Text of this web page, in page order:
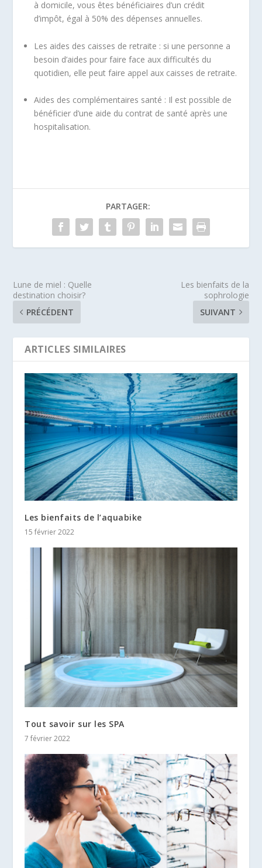
à domicile, vous êtes bénéficiaires d’un crédit
d’impôt, égal à 50% des dépenses annuelles.
Les aides des caisses de retraite : si une personne a
besoin d’aides pour faire face aux difficultés du
quotidien, elle peut faire appel aux caisses de retraite.
Aides des complémentaires santé : Il est possible de
bénéficier d’une aide du contrat de santé après une
hospitalisation.
PARTAGER:
Lune de miel : Quelle
destination choisir?
PRÉCÉDENT
Les bienfaits de la
sophrologie
SUIVANT
ARTICLES SIMILAIRES
Les bienfaits de l’aquabike
15 février 2022
Tout savoir sur les SPA
7 février 2022